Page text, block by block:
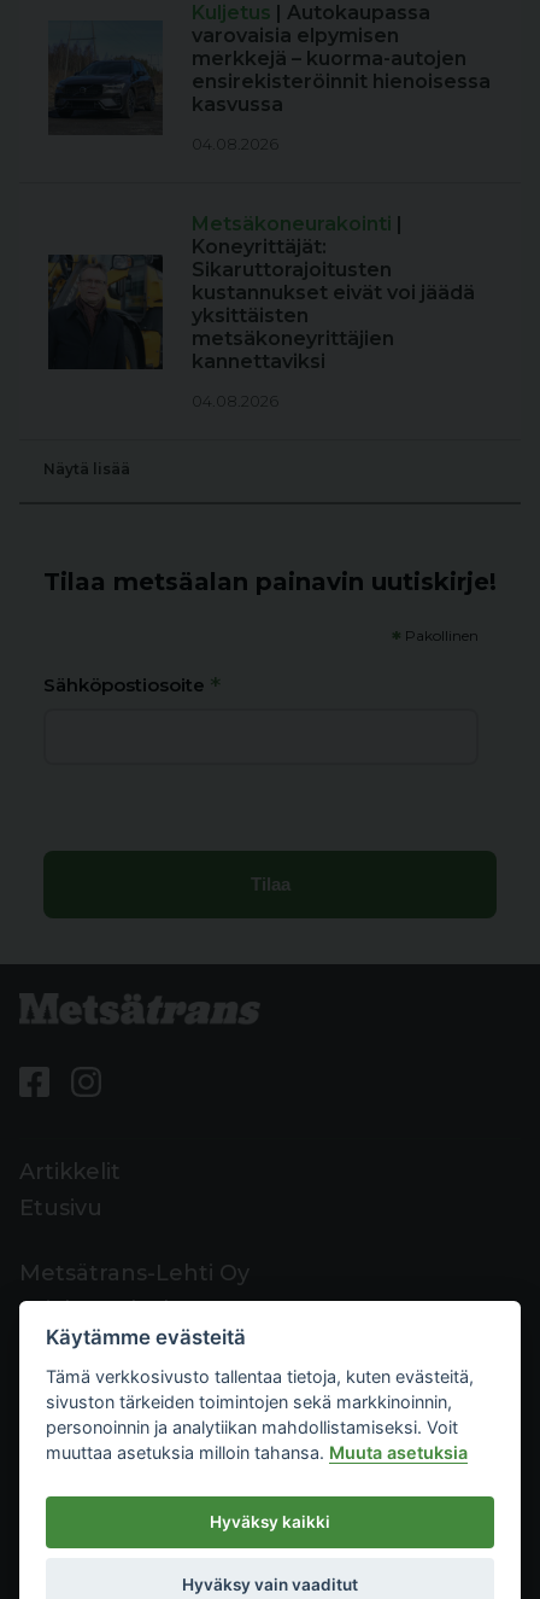
Kuljetus | Autokaupassa
varovaisia elpymisen
merkkejä – kuorma-autojen
ensirekisteröinnit hienoisessa
kasvussa
04.08.2026
Metsäkoneurakointi |
Koneyrittäjät:
Sikaruttorajoitusten
kustannukset eivät voi jäädä
yksittäisten
metsäkoneyrittäjien
kannettaviksi
04.08.2026
Näytä lisää
Tilaa metsäalan painavin uutiskirje!
* Pakollinen
Sähköpostiosoite *
Artikkelit
Etusivu
Metsätrans-Lehti Oy
Asiakaspalvelu
Yhteystiedot
Palaute
Mediakortti
Metsätrans-Lehti Oy
2026
Tietosuoja
Käytämme evästeitä
Tämä verkkosivusto tallentaa tietoja, kuten evästeitä,
sivuston tärkeiden toimintojen sekä markkinoinnin,
personoinnin ja analytiikan mahdollistamiseksi. Voit
muuttaa asetuksia milloin tahansa. Muuta asetuksia
Hyväksy kaikki
Hyväksy vain vaaditut